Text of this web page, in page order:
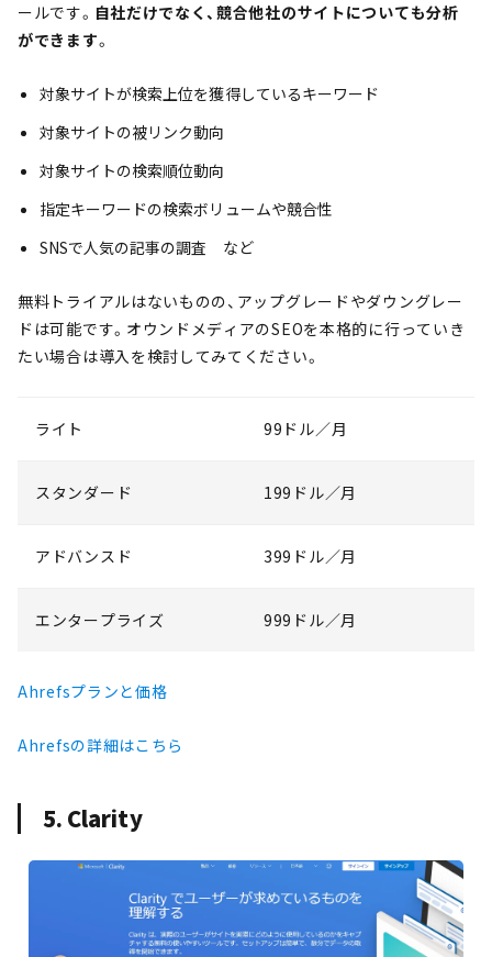
ールです。 自社だけでなく、競合他社のサイトについても分析
ができます。
対象サイトが検索上位を獲得しているキーワード
対象サイトの被リンク動向
対象サイトの検索順位動向
指定キーワードの検索ボリュームや競合性
SNSで人気の記事の調査 など
無料トライアルはないものの、アップグレードやダウングレー
ドは可能です。オウンドメディアのSEOを本格的に行っていき
たい場合は導入を検討してみてください。
ライト 99ドル／月
スタンダード 199ドル／月
アドバンスド 399ドル／月
エンタープライズ 999ドル／月
Ahrefsプランと価格
Ahrefsの詳細はこちら
5. Clarity